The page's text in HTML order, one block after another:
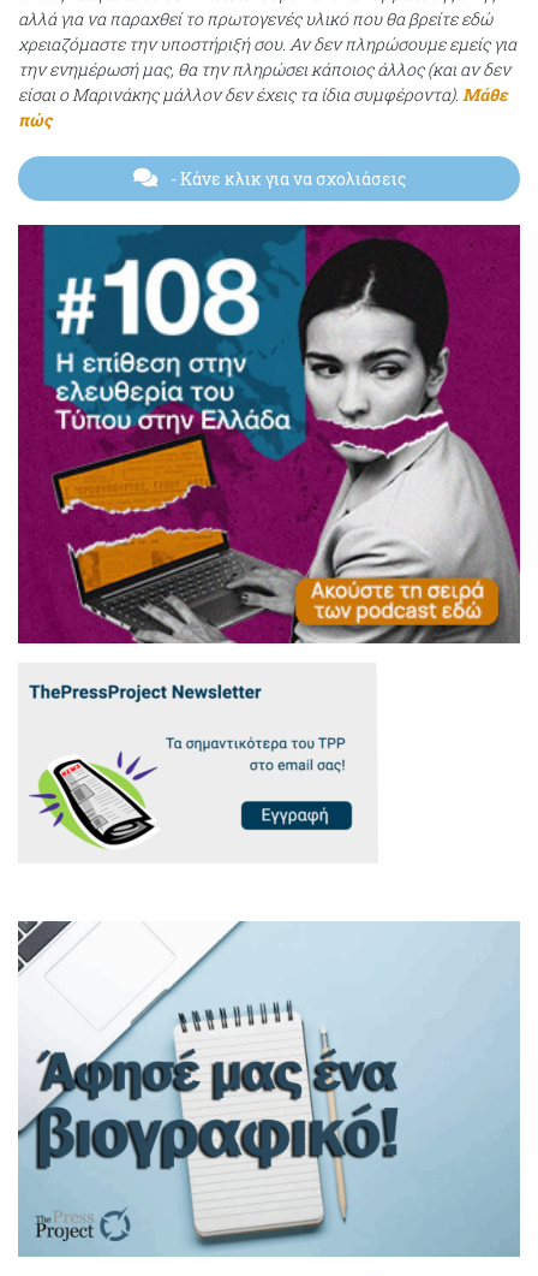
αλλά για να παραχθεί το πρωτογενές υλικό που θα βρείτε εδώ
χρειαζόμαστε την υποστήριξή σου. Αν δεν πληρώσουμε εμείς για
την ενημέρωσή μας, θα την πληρώσει κάποιος άλλος (και αν δεν
είσαι ο Μαρινάκης μάλλον δεν έχεις τα ίδια συμφέροντα). Μάθε
πώς
- Κάνε κλικ για να σχολιάσεις